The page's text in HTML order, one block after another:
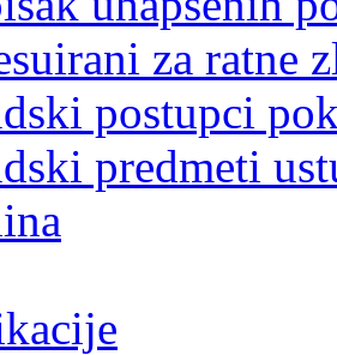
za ratne
postupci
predmeti